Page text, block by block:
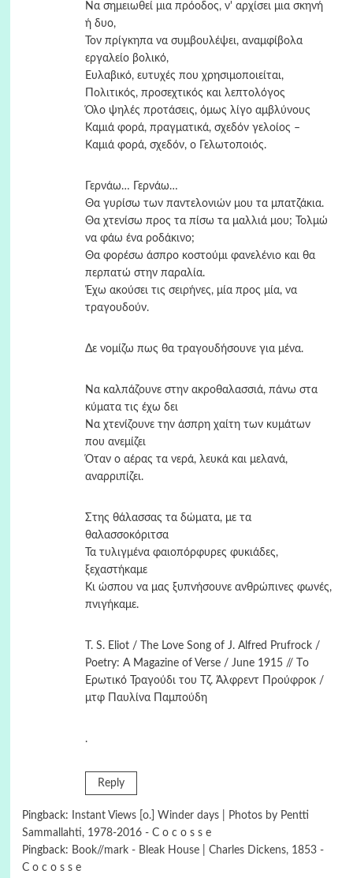
Να σημειωθεί μια πρόοδος, ν' αρχίσει μια σκηνή
ή δυο,
Τον πρίγκηπα να συμβουλέψει, αναμφίβολα
εργαλείο βολικό,
Ευλαβικό, ευτυχές που χρησιμοποιείται,
Πολιτικός, προσεχτικός και λεπτολόγος
Όλο ψηλές προτάσεις, όμως λίγο αμβλύνους
Καμιά φορά, πραγματικά, σχεδόν γελοίος –
Καμιά φορά, σχεδόν, ο Γελωτοποιός.
Γερνάω… Γερνάω…
Θα γυρίσω των παντελονιών μου τα μπατζάκια.
Θα χτενίσω προς τα πίσω τα μαλλιά μου; Τολμώ
να φάω ένα ροδάκινο;
Θα φορέσω άσπρο κοστούμι φανελένιο και θα
περπατώ στην παραλία.
Έχω ακούσει τις σειρήνες, μία προς μία, να
τραγουδούν.
Δε νομίζω πως θα τραγουδήσουνε για μένα.
Να καλπάζουνε στην ακροθαλασσιά, πάνω στα
κύματα τις έχω δει
Να χτενίζουνε την άσπρη χαίτη των κυμάτων
που ανεμίζει
Όταν ο αέρας τα νερά, λευκά και μελανά,
αναρριπίζει.
Στης θάλασσας τα δώματα, με τα
θαλασσοκόριτσα
Τα τυλιγμένα φαιοπόρφυρες φυκιάδες,
ξεχαστήκαμε
Κι ώσπου να μας ξυπνήσουνε ανθρώπινες φωνές,
πνιγήκαμε.
T. S. Eliot / The Love Song of J. Alfred Prufrock /
Poetry: A Magazine of Verse / June 1915 // Tο
Ερωτικό Τραγούδι του Τζ. Άλφρεντ Προύφροκ /
μτφ Παυλίνα Παμπούδη
.
Reply
Pingback:
Instant Views [o.] Winder days | Photos by Pentti
Sammallahti, 1978-2016 - C o c o s s e
Pingback: Book//mark - Bleak House | Charles Dickens, 1853 -
C o c o s s e